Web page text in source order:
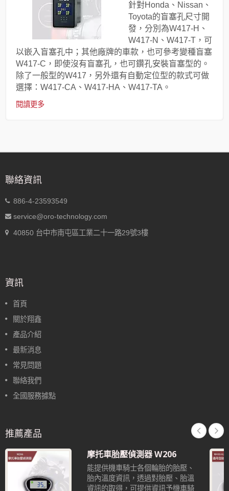
針對Honda、Nissan、
Toyota的盲塞孔尺寸開
發，分別為W417-H、
W417-N、W417-T，可
以嵌入盲塞孔中；其他廠牌的車款，也可參考變種盲塞
W417-C，即使沒有盲塞孔，也可鑽孔安裝盲塞型的。
除了一般型的W417，另外還有自動定位型的款式可做
選擇：W417-CA、W417-HA、W417-TA。
閱讀更多
聯絡資訊
886-4-23593549
service@oro-technology.com
40850 台中市南屯區工業二十一路29號3樓
資訊
首頁
關於翔鑫
產品介紹
最新消息
常見問題
聯絡我們
全國服務據點
推薦產品
摩托車胎壓偵測器 W206
能提供機車騎士各個輪胎的胎壓、
胎內溫度資訊，透過對胎壓、胎溫
資訊的取得，可提供資訊予機車騎